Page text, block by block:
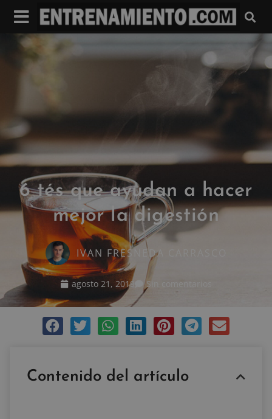
6 tés que ayudan a hacer
mejor la digestión
IVAN FRESNEDA CARRASCO
agosto 21, 2019 Sin comentarios
Contenido del artículo